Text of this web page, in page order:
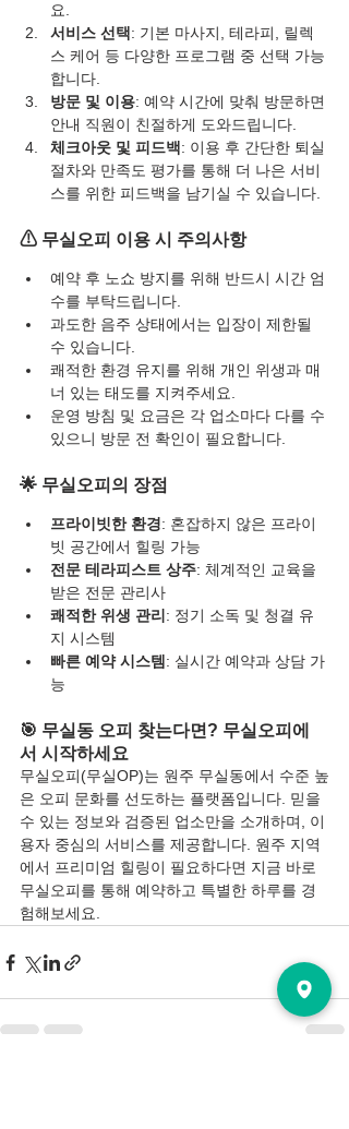
요.
서비스 선택: 기본 마사지, 테라피, 릴렉
스 케어 등 다양한 프로그램 중 선택 가능
합니다.
방문 및 이용: 예약 시간에 맞춰 방문하면
안내 직원이 친절하게 도와드립니다.
체크아웃 및 피드백: 이용 후 간단한 퇴실
절차와 만족도 평가를 통해 더 나은 서비
스를 위한 피드백을 남기실 수 있습니다.
⚠ 무실오피 이용 시 주의사항
예약 후 노쇼 방지를 위해 반드시 시간 엄
수를 부탁드립니다.
과도한 음주 상태에서는 입장이 제한될
수 있습니다.
쾌적한 환경 유지를 위해 개인 위생과 매
너 있는 태도를 지켜주세요.
운영 방침 및 요금은 각 업소마다 다를 수
있으니 방문 전 확인이 필요합니다.
🌟 무실오피의 장점
프라이빗한 환경: 혼잡하지 않은 프라이
빗 공간에서 힐링 가능
전문 테라피스트 상주: 체계적인 교육을
받은 전문 관리사
쾌적한 위생 관리 : 정기 소독 및 청결 유
지 시스템
빠른 예약 시스템 : 실시간 예약과 상담 가
능
🎯 무실동 오피 찾는다면? 무실오피에
서 시작하세요
무실오피(무실OP)는 원주 무실동에서 수준 높
은 오피 문화를 선도하는 플랫폼입니다. 믿을
수 있는 정보와 검증된 업소만을 소개하며, 이
용자 중심의 서비스를 제공합니다. 원주 지역
에서 프리미엄 힐링이 필요하다면 지금 바로
무실오피를 통해 예약하고 특별한 하루를 경
험해보세요.